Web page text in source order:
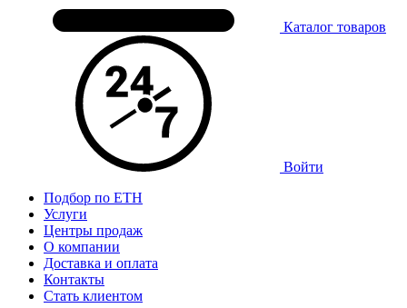
Каталог товаров
Войти
Подбор по ЕТН
Услуги
Центры продаж
О компании
Доставка и оплата
Контакты
Стать клиентом